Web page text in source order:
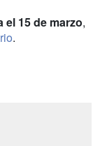
el 15 de marzo,
.